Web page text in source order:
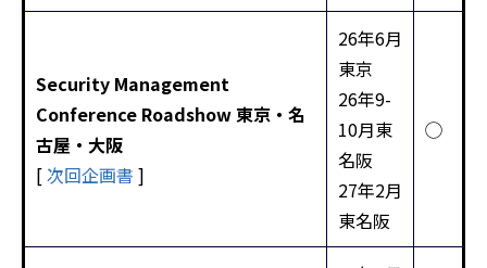
Security Management
Conference Roadshow 東京・名
古屋・大阪
[次回企画書 ]
26年6月
東京
26年9-
10月東
名阪
27年2月
東名阪
◯